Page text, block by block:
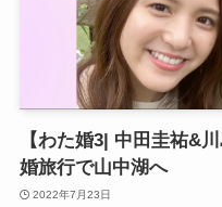
【わた婚3| 中田圭祐&
婚旅行で山中湖へ
2022年7月23日